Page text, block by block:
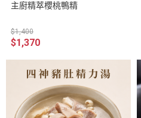
主廚精萃櫻桃鴨精
$1,400
$1,370